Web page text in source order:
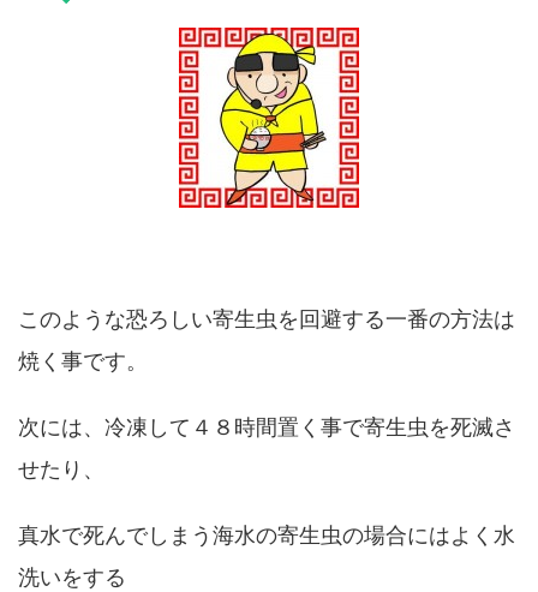
このような恐ろしい寄生虫を回避する一番の方法は
焼く事です。
次には、冷凍して４８時間置く事で寄生虫を死滅さ
せたり、
真水で死んでしまう海水の寄生虫の場合にはよく水
洗いをする